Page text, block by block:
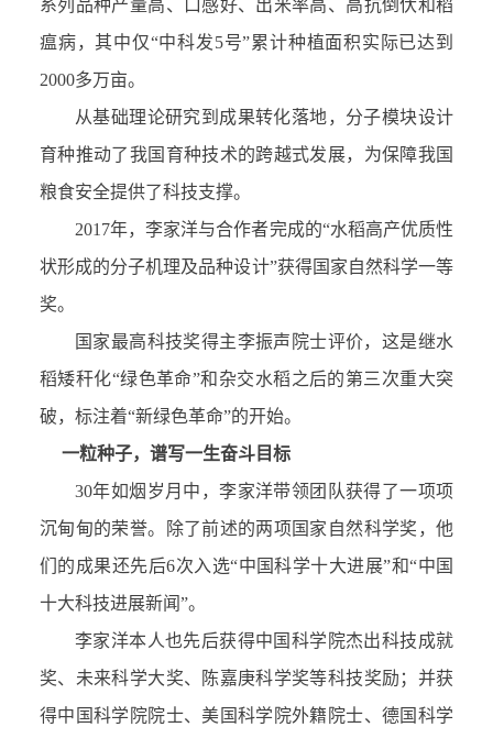
系列品种产量高、口感好、出米率高、高抗倒伏和稻
瘟病，其中仅“中科发5号”累计种植面积实际已达到
2000多万亩。
从基础理论研究到成果转化落地，分子模块设计
育种推动了我国育种技术的跨越式发展，为保障我国
粮食安全提供了科技支撑。
2017年，李家洋与合作者完成的“水稻高产优质性
状形成的分子机理及品种设计”获得国家自然科学一等
奖。
国家最高科技奖得主李振声院士评价，这是继水
稻矮秆化“绿色革命”和杂交水稻之后的第三次重大突
破，标注着“新绿色革命”的开始。
一粒种子，谱写一生奋斗目标
30年如烟岁月中，李家洋带领团队获得了一项项
沉甸甸的荣誉。除了前述的两项国家自然科学奖，他
们的成果还先后6次入选“中国科学十大进展”和“中国
十大科技进展新闻”。
李家洋本人也先后获得中国科学院杰出科技成就
奖、未来科学大奖、陈嘉庚科学奖等科技奖励；并获
得中国科学院院士、美国科学院外籍院士、德国科学